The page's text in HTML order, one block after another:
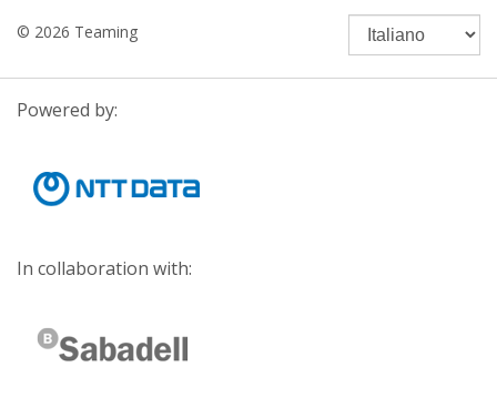
© 2026 Teaming
Powered by:
In collaboration with: